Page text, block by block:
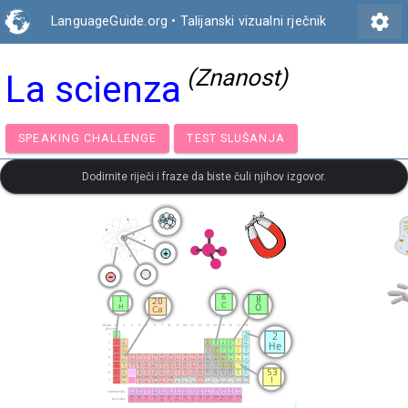
LanguageGuide.org • Talijanski vizualni rječnik settings
La scienza (Znanost)
SPEAKING CHALLENGE TEST SLUŠANJA
Dodirnite riječi i fraze da biste čuli njihov izgovor.